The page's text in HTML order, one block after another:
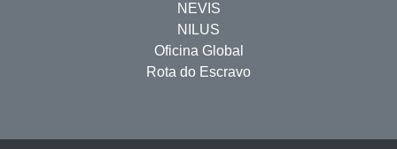
NEVIS
NILUS
Oficina Global
Rota do Escravo